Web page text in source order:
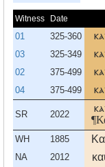
Witness Date
01 325-360
03 325-349
02 375-499
04 375-499
SR 2022
WH 1885
NA 2012